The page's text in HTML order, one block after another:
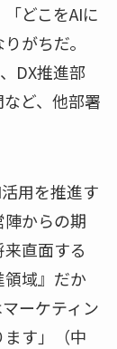
どこをAIに
がちだ。
DX推進部
ど、他部署
用を推進す
からの期
直面する
域』だか
ーケティン
す」（中